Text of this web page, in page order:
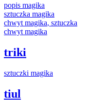
popis magika
sztuczka magika
chwytmagika, sztuczka
chwytmagika
triki
sztuczki magika
tiul